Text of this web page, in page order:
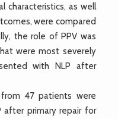
characteristics, as well
were compared
the role of PPV was
were most severely
with NLP after
47 patients were
after primary repair for